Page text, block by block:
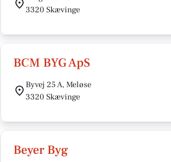
3320 Skævinge
BCM BYG ApS
Byvej 25 A, Meløse
3320 Skævinge
Beyer Byg